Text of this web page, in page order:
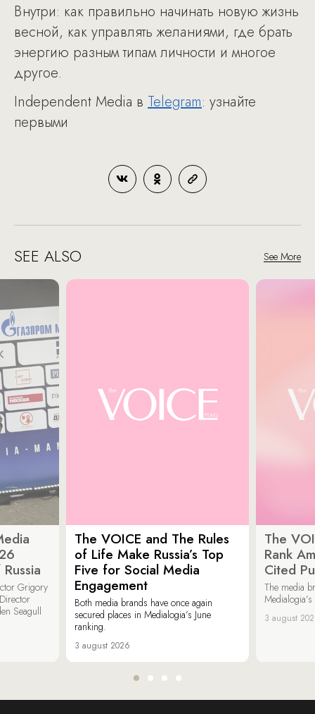
Внутри: как правильно начинать новую жизнь
весной, как управлять желаниями, где брать
энергию разным типам личности и многое
другое.
Independent Media в Telegram: узнайте
первыми
SEE ALSO See More
Grigory
Seagull
The VOICE and The Rules
of Life Make Russia’s Top
Five for Social Media
Engagement
Both media brands have once again
secured places in Medialogia’s June
ranking.
3 august 2026
The
Rank
Cited
The media
3 august